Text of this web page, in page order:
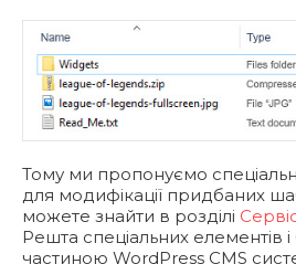
Тому ми пропонуємо
для модифікації придбаних
можете знайти в розділі
Решта спеціальних елементів і
частиною WordPress CMS